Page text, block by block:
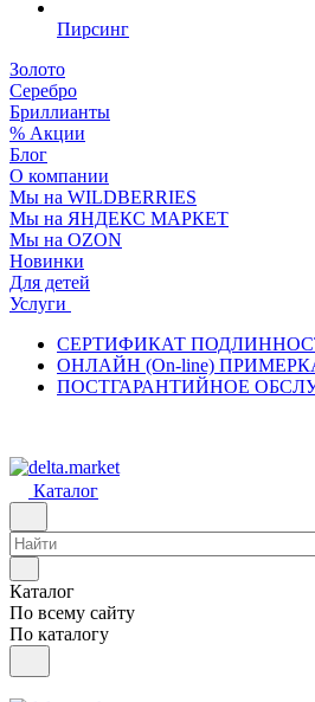
Пирсинг
Золото
Серебро
Бриллианты
% Акции
Блог
О компании
Мы на WILDBERRIES
Мы на ЯНДЕКС МАРКЕТ
Мы на OZON
Новинки
Для детей
Услуги
СЕРТИФИКАТ
ОНЛАЙН (On-line)
ПОСТГАРАНТИЙНОЕ
Каталог
Каталог
По всему сайту
По каталогу